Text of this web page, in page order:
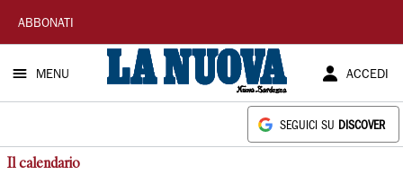
La
Nuova
Sardegna
ABBONATI
MENU ACCEDI
SEGUICI SU DISCOVER
Il calendario